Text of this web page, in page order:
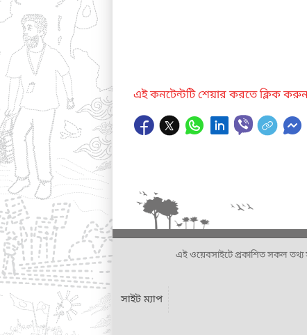
এই কনটেন্টটি শেয়ার করতে ক্লিক
এই ওয়েবসাইটে প্রকাশিত সকল তথ্য
সাইট ম্যাপ